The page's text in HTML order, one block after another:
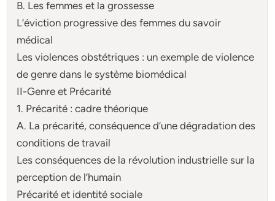
B. Les femmes et la grossesse
L’éviction progressive des femmes du savoir
médical
Les violences obstétriques : un exemple de violence
de genre dans le système biomédical
II-Genre et Précarité
1. Précarité : cadre théorique
A. La précarité, conséquence d’une dégradation des
conditions de travail
Les conséquences de la révolution industrielle sur la
perception de l’humain
Précarité et identité sociale